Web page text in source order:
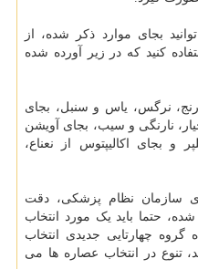
بجای موارد ذکر شده، از
کنید که در زیر آورده شده
نرگس، یاس و سنبل، بجای
نارنگی و سیب، بجای آویشن
و بجای اکالیپتوس از نعناع،
سازمان نظام پزشکی، دقت
حتما باید یک مورد انتخاب
چهارتایی جدیدی انتخاب
تنوع در انتخاب عصاره ها می